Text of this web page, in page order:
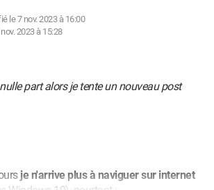
le 7 nov. 2023 à 16:00
2023 à 15:28
part alors je tente un nouveau post
je n'arrive plus à naviguer sur internet